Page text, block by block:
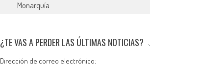
Monarquía
¿TE VAS A PERDER LAS ÚLTIMAS NOTICIAS?
Dirección de correo electrónico: